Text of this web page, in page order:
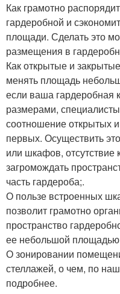
Как грамотно
гардеробной и
площади. Сделать это
размещения в
Как открытые и
менять площадь
если ваша гардеробная
размерами,
соотношение открытых
первых. Осуществить
или шкафов, отсутствие
загромождать
часть гардероба;.
О пользе встроенных
позволит грамотно
пространство
ее небольшой
О зонировании
стеллажей, о чем, по
подробнее.